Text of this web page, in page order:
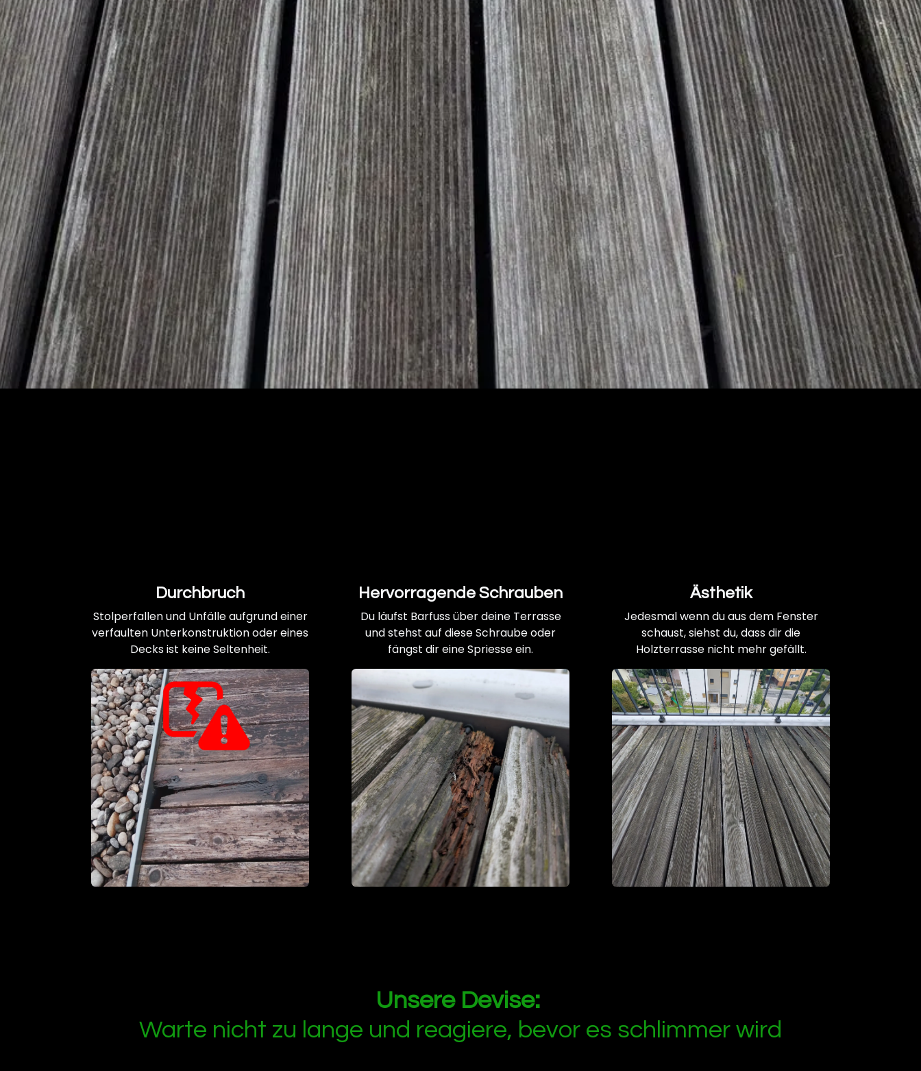
Durchbruch
Stolperfallen und Unfälle aufgrund einer
verfaulten Unterkonstruktion oder eines
Decks ist keine Seltenheit.
Hervorragende Schrauben
Du läufst Barfuss über deine Terrasse
und stehst auf diese Schraube oder
fängst dir eine Spriesse ein.
Ästhetik
Jedesmal wenn du aus dem Fenster
schaust, siehst du, dass dir die
Holzterrasse nicht mehr gefällt.
Unsere Devise:
Warte nicht zu lange und reagiere, bevor es schlimmer wird